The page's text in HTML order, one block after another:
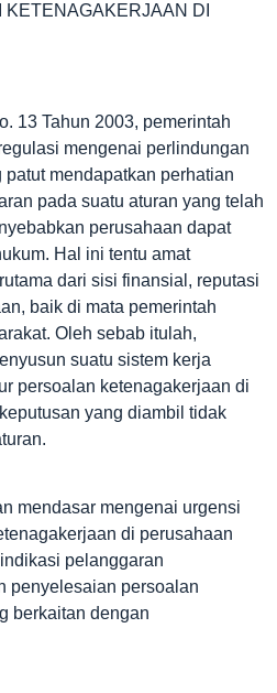
DI
13 Tahun 2003, pemerintah
mengenai perlindungan
mendapatkan perhatian
pada suatu aturan yang telah
perusahaan dapat
Hal ini tentu amat
dari sisi finansial, reputasi
baik di mata pemerintah
Oleh sebab itulah,
suatu sistem kerja
persoalan ketenagakerjaan di
yang diambil tidak
mendasar mengenai urgensi
di perusahaan
pelanggaran
penyelesaian persoalan
berkaitan dengan